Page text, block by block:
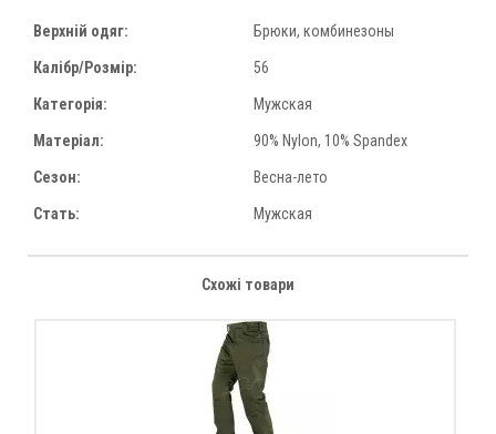
Верхній одяг: Брюки, комбинезоны
Калібр/Розмір: 56
Категорія: Мужская
Матеріал: 90% Nylon, 10% Spandex
Сезон: Весна-лето
Стать: Мужская
Схожі товари